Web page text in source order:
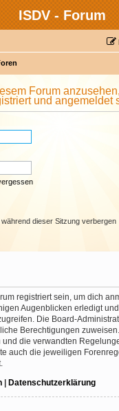
ISDV - Forum
Forum
und angemeldet
dieser Sitzung verbergen
registriert sein, um dich
Augenblicken erledigt
Die Board-
Berechtigungen
die verwandten
auch die jeweiligen
| Datenschutzerklärung